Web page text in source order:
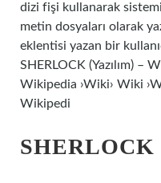
dizi fişi kullanarak
metin dosyaları olarak
eklentisi yazan bir
SHERLOCK (Yazılım) –
Wikipedia ›Wiki› Wiki
Wikipedi
SHERLOCK